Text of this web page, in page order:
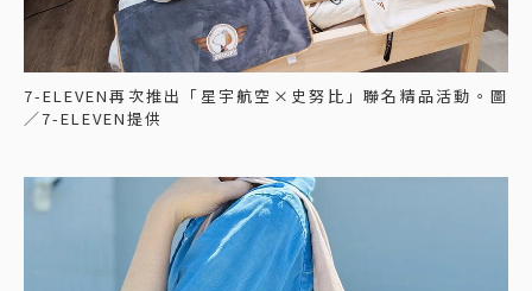
7-ELEVEN再次推出「星宇航空×史努比」聯名精品活動。圖
／7-ELEVEN提供